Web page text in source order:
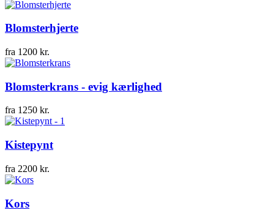
Blomsterhjerte
fra 1200 kr.
Blomsterkrans - evig kærlighed
fra 1250 kr.
Kistepynt
fra 2200 kr.
Kors